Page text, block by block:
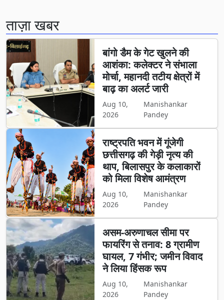
ताज़ा खबर
बांगो डैम के गेट खुलने की
आशंका: कलेक्टर ने संभाला
मोर्चा, महानदी तटीय क्षेत्रों में
बाढ़ का अलर्ट जारी
Aug 10,
2026
Manishankar
Pandey
राष्ट्रपति भवन में गूंजेगी
छत्तीसगढ़ की गेड़ी नृत्य की
थाप, बिलासपुर के कलाकारों
को मिला विशेष आमंत्रण
Aug 10,
2026
Manishankar
Pandey
असम-अरुणाचल सीमा पर
फायरिंग से तनाव: 8 ग्रामीण
घायल, 7 गंभीर; जमीन विवाद
ने लिया हिंसक रूप
Aug 10,
2026
Manishankar
Pandey